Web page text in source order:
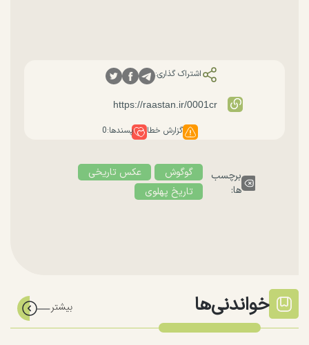
اشتراک گذاری:
گزارش خطا پسندها:0
برچسب
ها:
گوگوش
عکس تاریخی
تاریخ پهلوی
خواندنی‌ها